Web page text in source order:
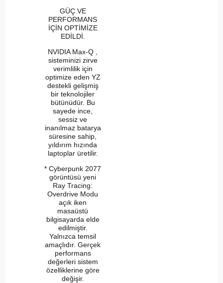
GÜÇ VE
PERFORMANS
İÇİN OPTİMİZE
EDİLDİ.
NVIDIA Max-Q ,
sisteminizi zirve
verimlilik için
optimize eden YZ
destekli gelişmiş
bir teknolojiler
bütünüdür. Bu
sayede ince,
sessiz ve
inanılmaz batarya
süresine sahip,
yıldırım hızında
laptoplar üretilir.
* Cyberpunk 2077
görüntüsü yeni
Ray Tracing:
Overdrive Modu
açık iken
masaüstü
bilgisayarda elde
edilmiştir.
Yalnızca temsil
amaçlıdır. Gerçek
performans
değerleri sistem
özelliklerine göre
değişir.